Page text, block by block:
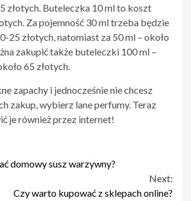
5 złotych. Buteleczka 10 ml to koszt
Za pojemność 30 ml trzeba będzie
25 złotych, natomiast za 50 ml – około
zakupić także buteleczki 100 ml –
65 złotych.
zapachy i jednocześnie nie chcesz
zakup, wybierz lane perfumy. Teraz
je również przez internet!
domowy susz warzywny?
Next:
Czy warto kupować z sklepach online?